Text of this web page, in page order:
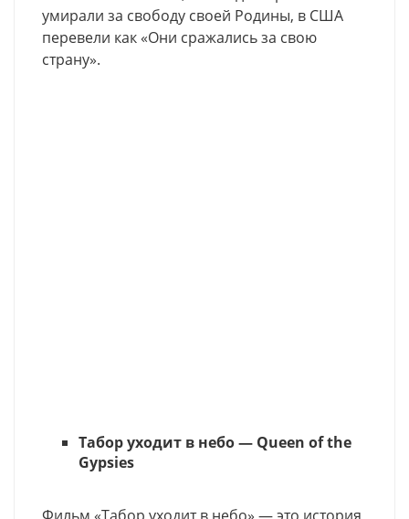
умирали за свободу своей Родины, в США
перевели как «Они сражались за свою
страну».
Табор уходит в небо — Queen of the
Gypsies